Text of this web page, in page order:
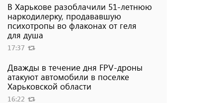
В Харькове разоблачили 51-летнюю
наркодилерку, продававшую
психотропы во флаконах от геля
для душа
17:37
Дважды в течение дня FPV-дроны
атакуют автомобили в поселке
Харьковской области
16:22